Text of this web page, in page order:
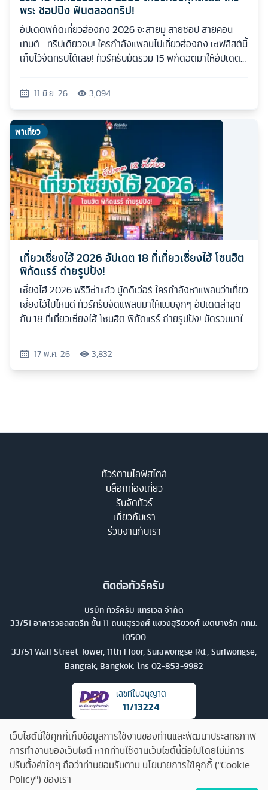
พระ ชอปปิง ฟินตลอดทริป!
อัปเดตพิกัดเที่ยวฮ่องกง 2026 จะสายมู สายชอป สายคอน
เทนต์... ทริปเดียวจบ! ใครกำลังแพลนไปเที่ยวฮ่องกง เซฟลิสต์นี้
เก็บไว้จัดทริปได้เลย! ทัวร์ครับมัดรวม 15 พิกัดฮิตมาให้อัปเดต
11 มิ.ย. 26 3,094
พาเที่ยว
เที่ยวเซี่ยงไฮ้ 2026 อัปเดต 18 ที่เที่ยวเซี่ยงไฮ้ โซนฮิต
พิกัดแรร์ ถ่ายรูปปัง!
เซี่ยงไฮ้ 2026 ฟรีวีซ่าแล้ว มู้ดดีเว่อร์ ใครกำลังหาแพลนว่าเที่ยว
เซี่ยงไฮ้ไปไหนดี ทัวร์ครับจัดแพลนมาให้แบบจุกๆ อัปเดตล่าสุด
กับ 18 ที่เที่ยวเซี่ยงไฮ้ โซนฮิต พิกัดแรร์ ถ่ายรูปปัง! มัดรวมมาให้
17 พ.ค. 26 3,832
ทัวร์ตามไลฟ์สไตล์
บล็อกท่องเที่ยว
รับจัดทัวร์
เกี่ยวกับเรา
ร่วมงานกับเรา
ติดต่อทัวร์ครับ
บริษัท ทัวร์ครับ แทรเวล จำกัด
33/51 อาคารวอลสตรีท ชั้น 11 ถนนสุรวงศ์ แขวงสุริยวงศ์ เขตบางรัก กทม.
10500
33/51 Wall Street Tower, 11th Floor, Surawongse Rd., Suriwongse,
Bangrak, Bangkok. โทร 02-853-9982
เลขที่ใบอนุญาต
11/13224
เว็บไซต์นี้ใช้คุกกี้เก็บข้อมูลการใช้งานของท่านและพัฒนาประสิทธิภาพ
การทำงานของเว็บไซต์ หากท่านใช้งานเว็บไซต์นี้ต่อไปโดยไม่มีการ
ปรับตั้งค่าใดๆ ถือว่าท่านยอมรับตาม นโยบายการใช้คุกกี้ ("Cookie
Policy") ของเรา